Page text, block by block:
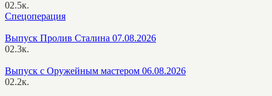
02.5к.
Спецоперация
Выпуск Пролив Сталина 07.08.2026
02.3к.
Выпуск с Оружейным мастером 06.08.2026
02.2к.